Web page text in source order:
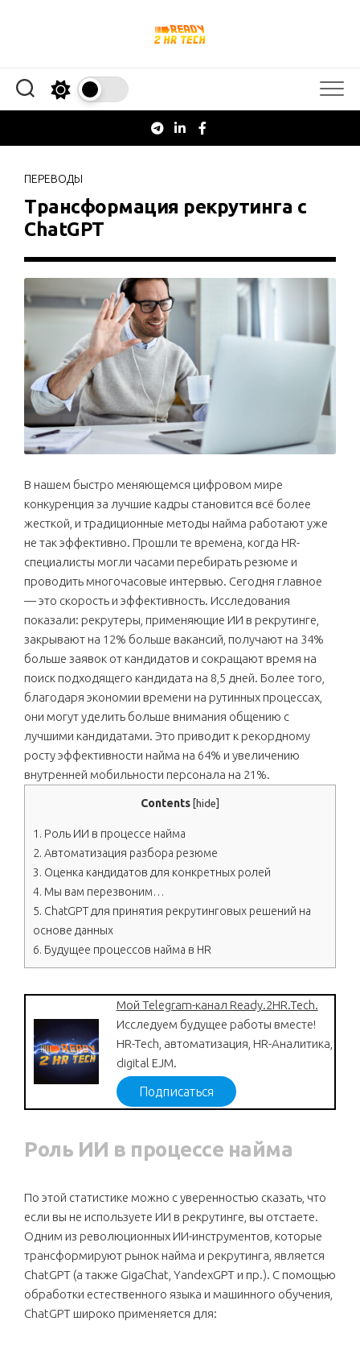
ПЕРЕВОДЫ
Трансформация рекрутинга с
ChatGPT
В нашем быстро меняющемся цифровом мире
конкуренция за лучшие кадры становится всё более
жесткой, и традиционные методы найма работают уже
не так эффективно. Прошли те времена, когда HR-
специалисты могли часами перебирать резюме и
проводить многочасовые интервью. Сегодня главное
— это скорость и эффективность. Исследования
показали: рекрутеры, применяющие ИИ в рекрутинге,
закрывают на 12% больше вакансий, получают на 34%
больше заявок от кандидатов и сокращают время на
поиск подходящего кандидата на 8,5 дней. Более того,
благодаря экономии времени на рутинных процессах,
они могут уделить больше внимания общению с
лучшими кандидатами. Это приводит к рекордному
росту эффективности найма на 64% и увеличению
внутренней мобильности персонала на 21%.
Contents [hide]
1. Роль ИИ в процессе найма
2. Автоматизация разбора резюме
3. Оценка кандидатов для конкретных ролей
4. Мы вам перезвоним…
5. ChatGPT для принятия рекрутинговых решений на
основе данных
6. Будущее процессов найма в HR
Мой Telegram-канал Ready.2HR.Tech.
Исследуем будущее работы вместе!
HR-Tech, автоматизация, HR-Аналитика,
digital EJM.
Подписаться
Роль ИИ в процессе найма
По этой статистике можно с уверенностью сказать, что
если вы не используете ИИ в рекрутинге, вы отстаете.
Одним из революционных ИИ-инструментов, которые
трансформируют рынок найма и рекрутинга, является
ChatGPT (а также GigaChat, YandexGPT и пр.). С помощью
обработки естественного языка и машинного обучения,
ChatGPT широко применяется для: